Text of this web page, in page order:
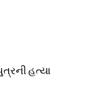
હત્યા